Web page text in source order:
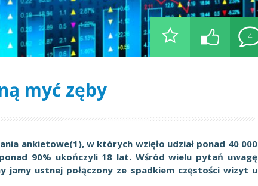
4
myć zęby
ankietowe(1), w których wzięło udział ponad 40 000
90% ukończyli 18 lat. Wśród wielu pytań uwagę
jamy ustnej połączony ze spadkiem częstości wizyt u